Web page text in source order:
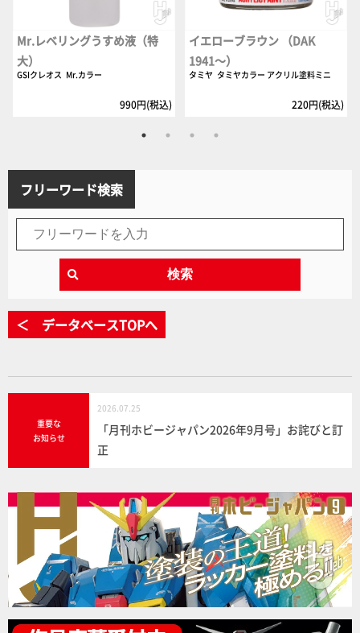
Mr.レベリングうすめ液（特
大）
GSIクレオス Mr.カラー
990円(税込)
イエローブラウン （DAK
1941～）
タミヤ タミヤカラー アクリル塗料ミニ
220円(税込)
フリーワード検索
検索
＜ データベースTOPへ
重要な
お知らせ
2026.07.25
「月刊ホビージャパン2026年9月号」お詫びと訂
正